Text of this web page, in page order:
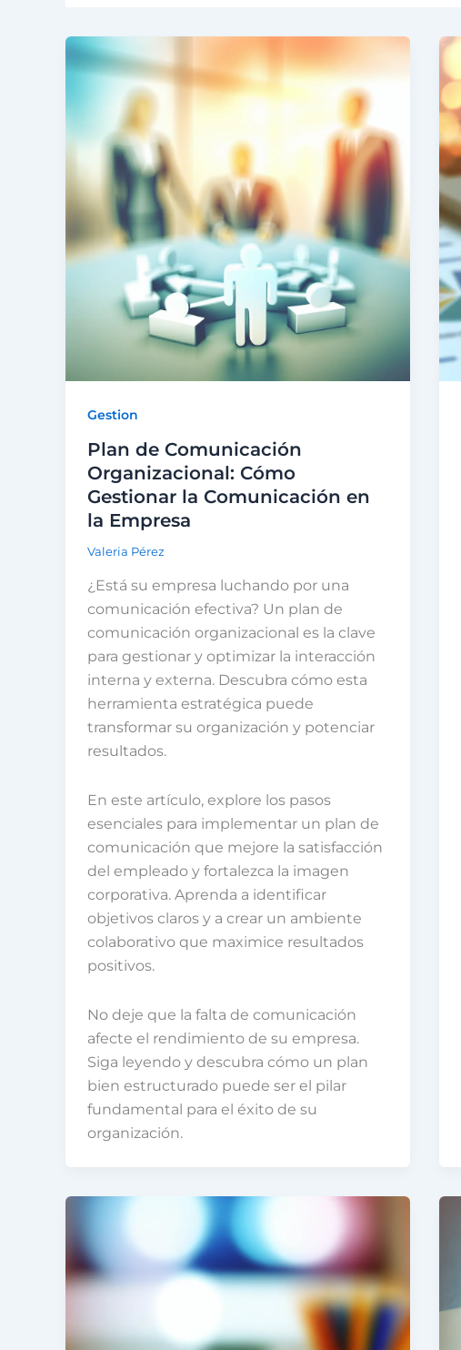
Gestion
Plan de Comunicación
Organizacional: Cómo
Gestionar la Comunicación en
la Empresa
Valeria Pérez
¿Está su empresa luchando por una
comunicación efectiva? Un plan de
comunicación organizacional es la clave
para gestionar y optimizar la interacción
interna y externa. Descubra cómo esta
herramienta estratégica puede
transformar su organización y potenciar
resultados.
En este artículo, explore los pasos
esenciales para implementar un plan de
comunicación que mejore la satisfacción
del empleado y fortalezca la imagen
corporativa. Aprenda a identificar
objetivos claros y a crear un ambiente
colaborativo que maximice resultados
positivos.
No deje que la falta de comunicación
afecte el rendimiento de su empresa.
Siga leyendo y descubra cómo un plan
bien estructurado puede ser el pilar
fundamental para el éxito de su
organización.